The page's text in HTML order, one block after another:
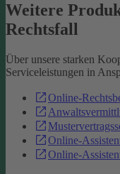
Weitere
Rechtsfall
Über unsere starken
Serviceleistungen in
Online-
Online-
Online-